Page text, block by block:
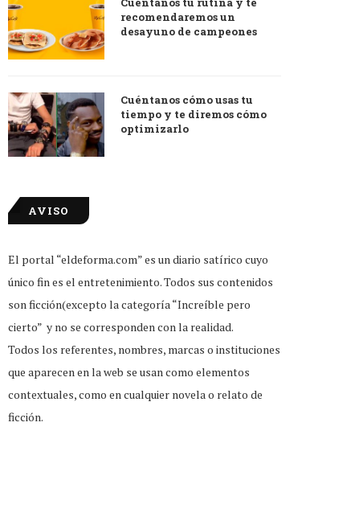
recomendaremos un
desayuno de campeones
Cuéntanos cómo usas tu
tiempo y te diremos cómo
optimizarlo
AVISO
El portal “eldeforma.com” es un diario satírico cuyo
único fin es el entretenimiento. Todos sus contenidos
son ficción(excepto la categoría “Increíble pero
cierto” y no se corresponden con la realidad.
Todos los referentes, nombres, marcas o instituciones
que aparecen en la web se usan como elementos
contextuales, como en cualquier novela o relato de
ficción.